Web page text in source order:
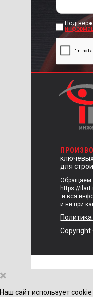
для
Обращаем
https://
и вся
и ни при
×
Наш сайт использует